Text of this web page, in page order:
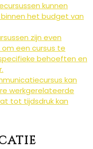
kunnen
het budget van
zijn even
een cursus te
behoeften en
kan
werkgerelateerde
tot tijdsdruk kan